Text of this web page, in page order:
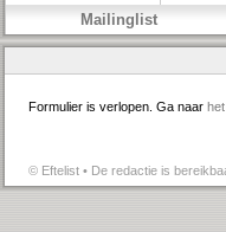
Mailinglist
Formulier is verlopen. Ga naar
© Eftelist • De redactie is